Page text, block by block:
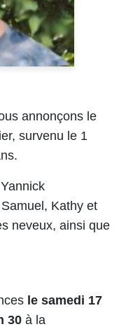
annonçons le
survenu le 1
Kathy et
neveux, ainsi que
le samedi 17
30 à la